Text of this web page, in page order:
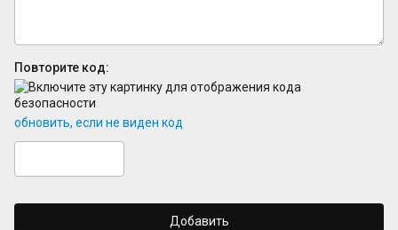
Повторите код:
обновить, если не виден код
Добавить